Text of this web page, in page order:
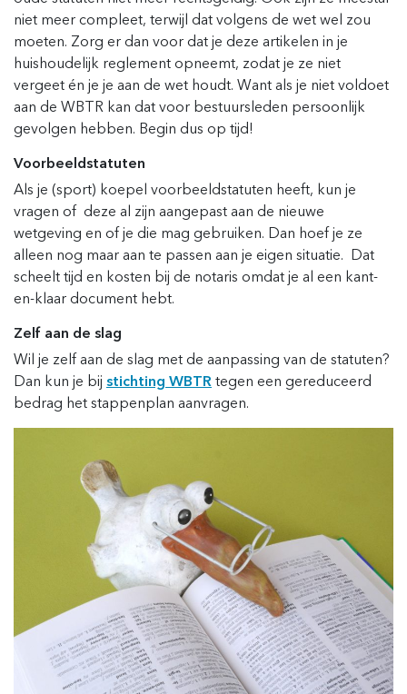
niet meer compleet, terwijl dat volgens de wet wel zou
moeten. Zorg er dan voor dat je deze artikelen in je
huishoudelijk reglement opneemt, zodat je ze niet
vergeet én je je aan de wet houdt. Want als je niet voldoet
aan de WBTR kan dat voor bestuursleden persoonlijk
gevolgen hebben. Begin dus op tijd!
Voorbeeldstatuten
Als je (sport) koepel voorbeeldstatuten heeft, kun je
vragen of deze al zijn aangepast aan de nieuwe
wetgeving en of je die mag gebruiken. Dan hoef je ze
alleen nog maar aan te passen aan je eigen situatie. Dat
scheelt tijd en kosten bij de notaris omdat je al een kant-
en-klaar document hebt.
Zelf aan de slag
Wil je zelf aan de slag met de aanpassing van de statuten?
Dan kun je bij stichting WBTR tegen een gereduceerd
bedrag het stappenplan aanvragen.